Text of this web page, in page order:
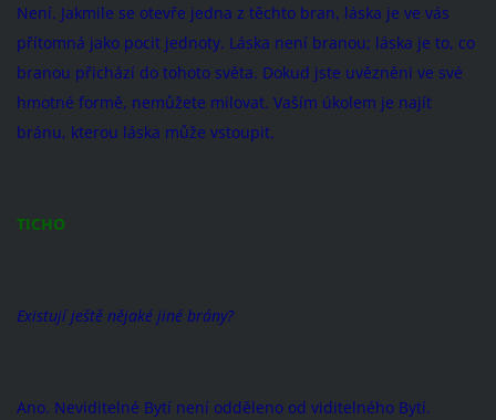
Není. Jakmile se otevře jedna z těchto bran, láska je ve vás
přítomná jako pocit jednoty. Láska není branou; láska je to, co
branou přichází do tohoto světa. Dokud jste uvězněni ve své
hmotné formě, nemůžete milovat. Vaším úkolem je najít
bránu, kterou láska může vstoupit.
TICHO
Existují ještě nějaké jiné brány?
Ano. Neviditelné Bytí není odděleno od viditelného Bytí.